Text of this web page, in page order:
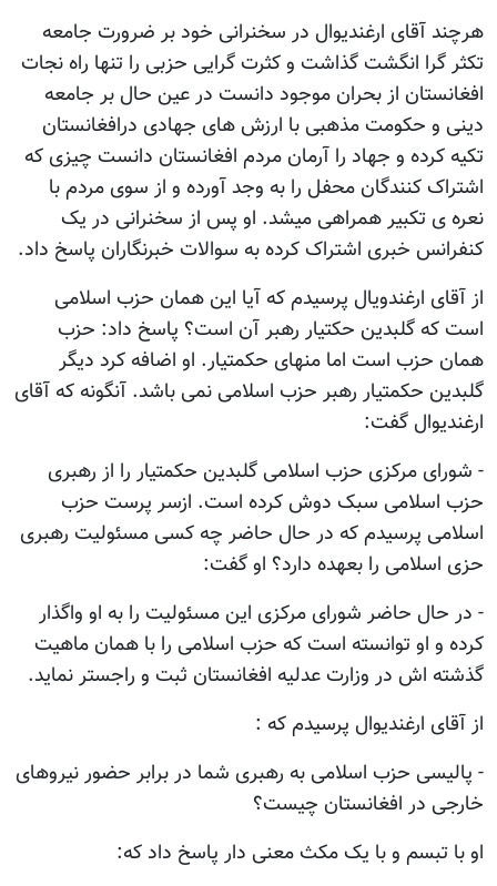
هرچند آقای ارغندیوال در سخنرانی خود بر ضرورت جامعه
تکثر گرا انگشت گذاشت و کثرت گرایی حزبی را تنها راه نجات
افغانستان از بحران موجود دانست در عین حال بر جامعه
دینی و حکومت مذهبی با ارزش های جهادی درافغانستان
تکیه کرده و جهاد را آرمان مردم افغانستان دانست چیزی که
اشتراک کنندگان محفل را به وجد آورده و از سوی مردم با
نعره ی تکبیر همراهی میشد. او پس از سخنرانی در یک
کنفرانس خبری اشتراک کرده به سوالات خبرنگاران پاسخ داد.
از آقای ارغندویال پرسیدم که آیا این همان حزب اسلامی
است که گلبدین حکتیار رهبر آن است؟ پاسخ داد: حزب
همان حزب است اما منهای حکمتیار. او اضافه کرد دیگر
گلبدین حکمتیار رهبر حزب اسلامی نمی باشد. آنگونه که آقای
ارغندیوال گفت:
- شورای مرکزی حزب اسلامی گلبدین حکمتیار را از رهبری
حزب اسلامی سبک دوش کرده است. ازسر پرست حزب
اسلامی پرسیدم که در حال حاضر چه کسی مسئولیت رهبری
حزی اسلامی را بعهده دارد؟ او گفت:
- در حال حاضر شورای مرکزی این مسئولیت را به او واگذار
کرده و او توانسته است که حزب اسلامی را با همان ماهیت
گذشته اش در وزارت عدلیه افغانستان ثبت و راجستر نماید.
از آقای ارغندیوال پرسیدم که :
- پالیسی حزب اسلامی به رهبری شما در برابر حضور نیروهای
خارجی در افغانستان چیست؟
او با تبسم و با یک مکث معنی دار پاسخ داد که: